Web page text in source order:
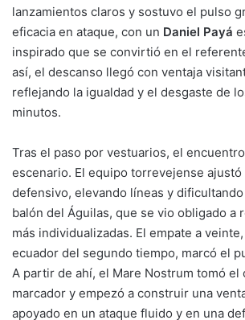
lanzamientos claros y sostuvo el pulso
eficacia en ataque, con un Daniel Payá
inspirado que se convirtió en el
así, el descanso llegó con ventaja
reflejando la igualdad y el desgaste de
minutos.
Tras el paso por vestuarios, el
escenario. El equipo torrevejense
defensivo, elevando líneas y
balón del Águilas, que se vio obligado a
más individualizadas. El empate a
ecuador del segundo tiempo, marcó el
A partir de ahí, el Mare Nostrum tomó el
marcador y empezó a construir una
apoyado en un ataque fluido y en una